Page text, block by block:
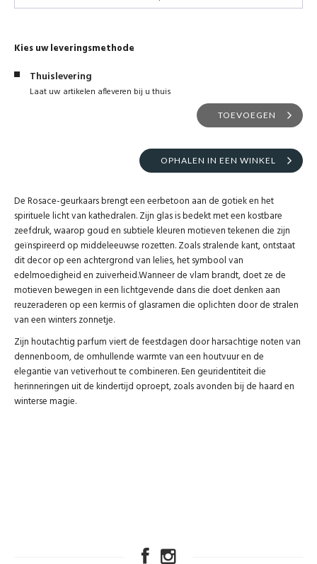
Kies uw leveringsmethode
Thuislevering
Laat uw artikelen afleveren bij u thuis
TOEVOEGEN
OPHALEN IN EEN WINKEL
De Rosace-geurkaars brengt een eerbetoon aan de gotiek en het
spirituele licht van kathedralen. Zijn glas is bedekt met een kostbare
zeefdruk, waarop goud en subtiele kleuren motieven tekenen die zijn
geïnspireerd op middeleeuwse rozetten. Zoals stralende kant, ontstaat
dit decor op een achtergrond van lelies, het symbool van
edelmoedigheid en zuiverheid.Wanneer de vlam brandt, doet ze de
motieven bewegen in een lichtgevende dans die doet denken aan
reuzeraderen op een kermis of glasramen die oplichten door de stralen
van een winters zonnetje.
Zijn houtachtig parfum viert de feestdagen door harsachtige noten van
dennenboom, de omhullende warmte van een houtvuur en de
elegantie van vetiverhout te combineren. Een geuridentiteit die
herinneringen uit de kindertijd oproept, zoals avonden bij de haard en
winterse magie.